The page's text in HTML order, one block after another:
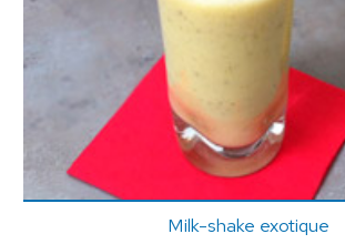
Milk-shake exotique